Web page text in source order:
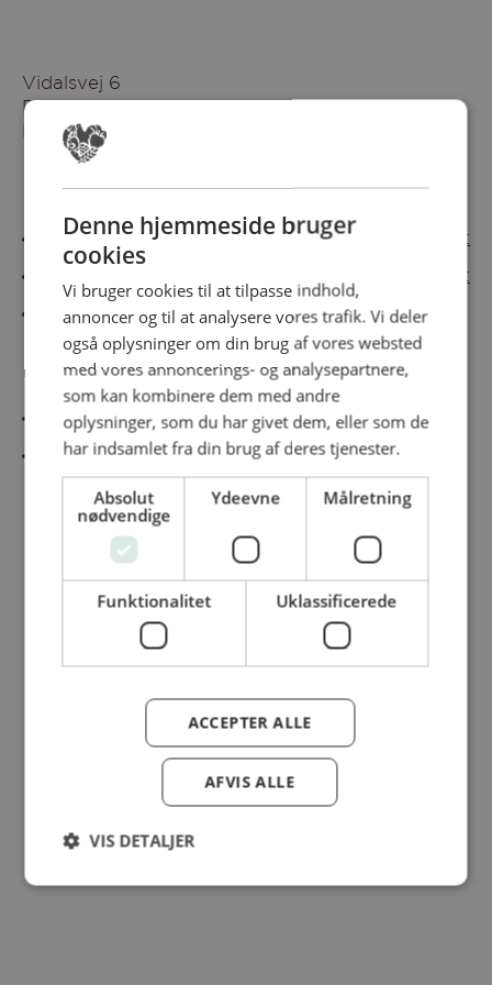
Vidalsvej 6
DK-9230 Svenstrup
Denmark
Besøg vores messesites
Cateringmesse Nord Cateringmesse Midt
Cateringmesse Øst
Cateringmesse Thy
Information
Cookiepolitk
Persondatapolitik
© Dansk Cater A/S - All rights reserved
Denne hjemmeside bruger
cookies
Vi bruger cookies til at tilpasse indhold,
annoncer og til at analysere vores trafik. Vi deler
også oplysninger om din brug af vores websted
med vores annoncerings- og analysepartnere,
som kan kombinere dem med andre
oplysninger, som du har givet dem, eller som de
har indsamlet fra din brug af deres tjenester.
Absolut
nødvendige
Ydeevne Målretning
Funktionalitet Uklassificerede
ACCEPTER ALLE
AFVIS ALLE
VIS DETALJER